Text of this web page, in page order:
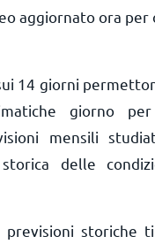
aggiornato ora per
14 giorni
giorno
mensili
delle
storiche